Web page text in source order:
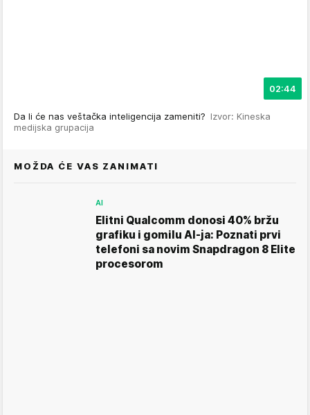
02:44
Da li će nas veštačka inteligencija zameniti? Izvor: Kineska
medijska grupacija
MOŽDA ĆE VAS ZANIMATI
AI
Elitni Qualcomm donosi 40% bržu
grafiku i gomilu AI-ja: Poznati prvi
telefoni sa novim Snapdragon 8 Elite
procesorom